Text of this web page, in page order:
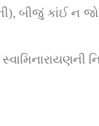
બીજું કાંઈ